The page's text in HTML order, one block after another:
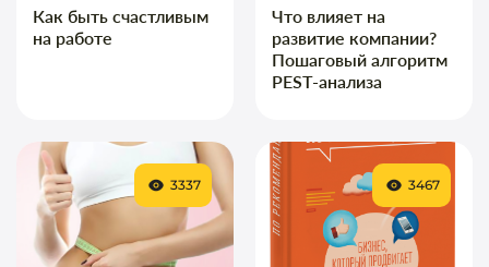
Как быть счастливым
на работе
Что влияет на
развитие компании?
Пошаговый алгоритм
PEST-анализа
3337 3467